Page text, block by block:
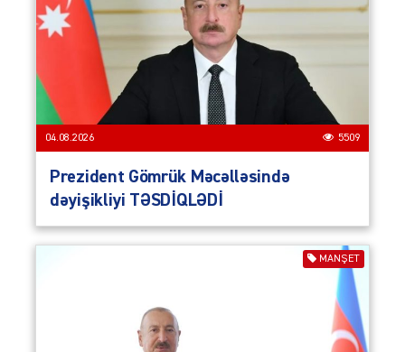
04.08.2026 5509
Prezident Gömrük Məcəlləsində
dəyişikliyi TƏSDİQLƏDİ
MANŞET